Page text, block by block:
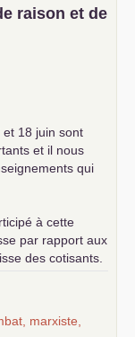
raison et de
18 juin sont
et il nous
qui
à cette
par rapport aux
des cotisants.
marxiste,